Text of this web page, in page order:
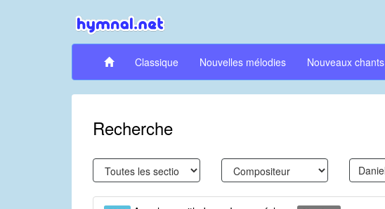
Classique Nouvelles mélodies Nouveaux chants
Recherche